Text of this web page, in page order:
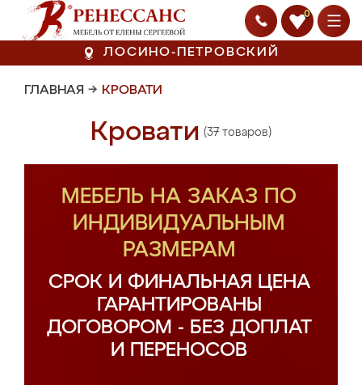
0
ЛОСИНО-ПЕТРОВСКИЙ
ГЛАВНАЯ → КРОВАТИ
Кровати (37 товаров)
МЕБЕЛЬ НА ЗАКАЗ ПО
ИНДИВИДУАЛЬНЫМ
РАЗМЕРАМ
СРОК И ФИНАЛЬНАЯ ЦЕНА
ГАРАНТИРОВАНЫ
ДОГОВОРОМ - БЕЗ ДОПЛАТ
И ПЕРЕНОСОВ